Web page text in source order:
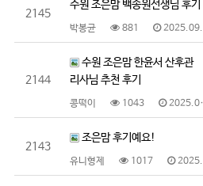
2145
수원 조은맘 백송원선생님 후기
박봉균 881 2025.09.02
2144
수원 조은맘 한윤서 산후관
리사님 추천 후기
콩떡이 1043 2025.08.29
2143
조은맘 후기예요!
유니형제 1017 2025.08.26